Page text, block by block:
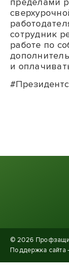
сотрудник
работе по
и
© 2026
Поддержка сайта